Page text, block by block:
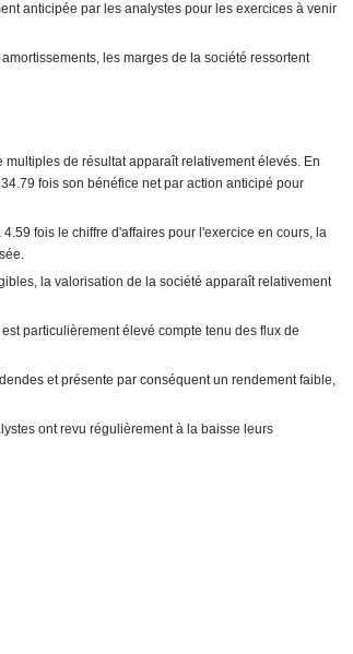
anticipée par les analystes pour les exercices à venir
les marges de la société ressortent
de résultat apparaît relativement élevés. En
fois son bénéfice net par action anticipé pour
fois le chiffre d'affaires pour l'exercice en cours, la
la valorisation de la société apparaît relativement
particulièrement élevé compte tenu des flux de
et présente par conséquent un rendement faible,
ont revu régulièrement à la baisse leurs